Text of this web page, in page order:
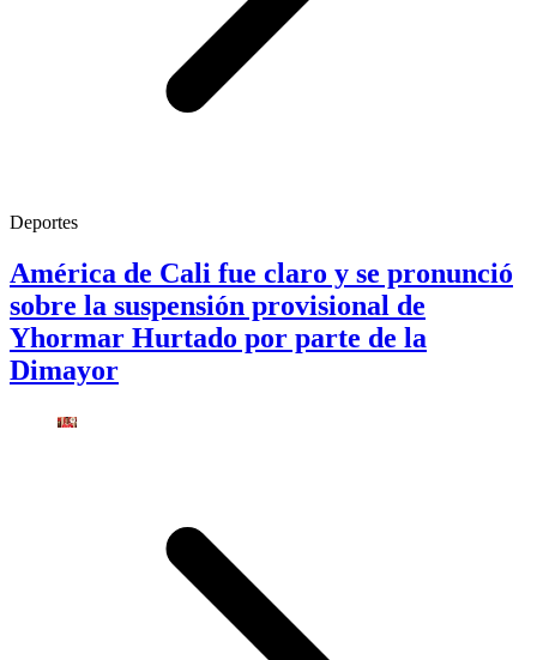
Deportes
América de Cali fue claro y se pronunció
sobre la suspensión provisional de
Yhormar Hurtado por parte de la
Dimayor